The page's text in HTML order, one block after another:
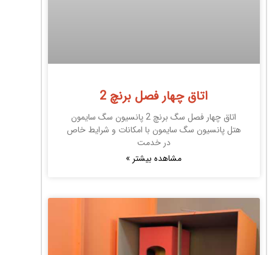
اتاق چهار فصل برنچ 2
اتاق چهار فصل سگ برنچ 2 پانسیون سگ سایمون
هتل پانسیون سگ سایمون با امکانات و شرایط خاص
در خدمت
مشاهده بیشتر »